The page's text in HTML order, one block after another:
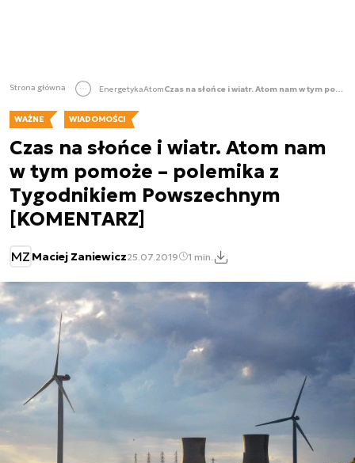
Strona główna EnergetykaAtom Czas na słońce i wiatr. Atom nam w tym pomoże – polemika z Tygodnikiem Powszechnym [KOMENTARZ]
WAŻNE WIADOMOŚCI
Czas na słońce i wiatr. Atom nam
w tym pomoże – polemika z
Tygodnikiem Powszechnym
[KOMENTARZ]
MZ Maciej Zaniewicz25.07.2019 1 min.